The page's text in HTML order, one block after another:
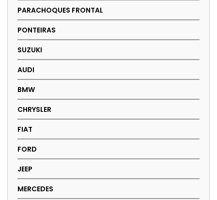
PARACHOQUES FRONTAL
PONTEIRAS
SUZUKI
AUDI
BMW
CHRYSLER
FIAT
FORD
JEEP
MERCEDES